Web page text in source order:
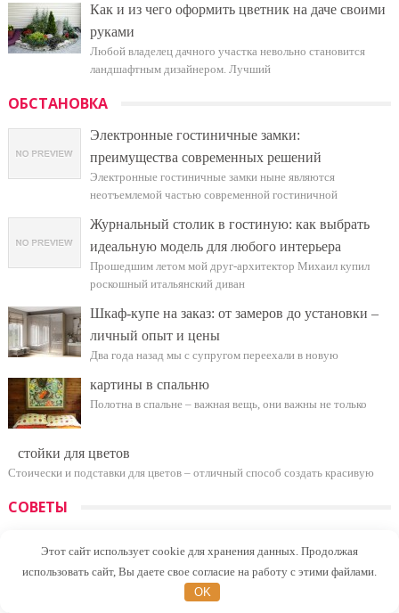
Как и из чего оформить цветник на даче своими
руками
Любой владелец дачного участка невольно становится
ландшафтным дизайнером. Лучший
ОБСТАНОВКА
Электронные гостиничные замки:
преимущества современных решений
Электронные гостиничные замки ныне являются
неотъемлемой частью современной гостиничной
Журнальный столик в гостиную: как выбрать
идеальную модель для любого интерьера
Прошедшим летом мой друг-архитектор Михаил купил
роскошный итальянский диван
Шкаф-купе на заказ: от замеров до установки –
личный опыт и цены
Два года назад мы с супругом переехали в новую
картины в спальню
Полотна в спальне – важная вещь, они важны не только
стойки для цветов
Стоически и подставки для цветов – отличный способ создать красивую
СОВЕТЫ
Битумная мастика – это материал, широко используемый в
строительстве
Этот сайт использует cookie для хранения данных. Продолжая
использовать сайт, Вы даете свое согласие на работу с этими файлами.
OK